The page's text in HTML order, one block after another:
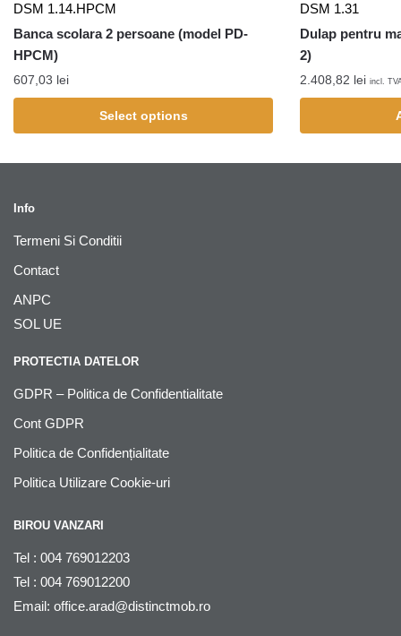
DSM 1.14.HPCM
Banca scolara 2 persoane (model PD-
HPCM)
607,03 lei
Select options
DSM 1.31
Dulap pentru
2)
2.408,82 lei incl.
Info
Termeni Si Conditii
Contact
ANPC
SOL UE
PROTECTIA DATELOR
GDPR – Politica de Confidentialitate
Cont GDPR
Politica de Confidențialitate
Politica Utilizare Cookie-uri
BIROU VANZARI
Tel : 004 769012203
Tel : 004 769012200
Email: office.arad@distinctmob.ro